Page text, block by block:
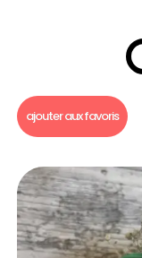
ajouter aux favoris